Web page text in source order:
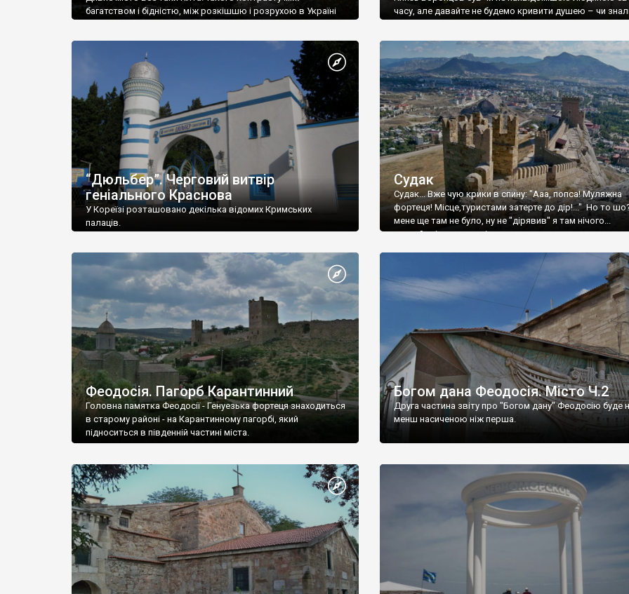
багатством і бідністю, між розкішшю і розрухою в Україні
часу, але давайте не будемо кривити душею – чи
“Дюльбер”. Черговий витвір
геніального Краснова
У Кореїзі розташовано декілька відомих Кримських
палаців.
Судак
Судак... Вже чую крики в спину: "Ааа, попса! Муляжна
фортеця! Місце,туристами затерте до дір!..." Но то
мене ще там не було, ну не "дірявив" я там нічого...
принаймні до цього літа.
Феодосія. Пагорб Карантинний
Головна памятка Феодосії - Генуезька фортеця знаходиться
в старому районі - на Карантинному пагорбі, який
підноситься в південній частині міста.
Богом дана Феодосія. Місто Ч.2
Друга частина звіту про "Богом дану" Феодосію буде
менш насиченою ніж перша.